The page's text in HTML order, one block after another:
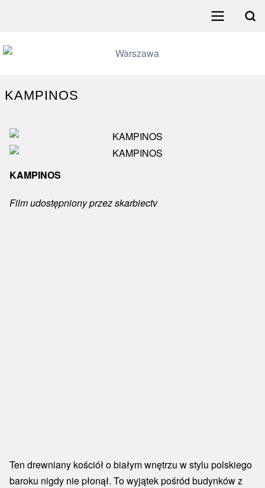
Menu
KAMPINOS
KAMPINOS
Film udostępniony przez skarbiectv
Ten drewniany kościół o białym wnętrzu w stylu polskiego
baroku nigdy nie płonął. To wyjątek pośród budynków z